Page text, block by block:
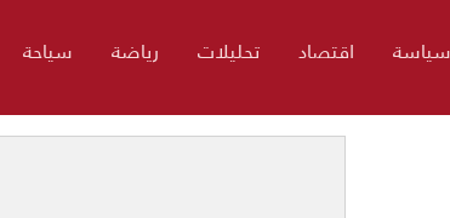
سياسة اقتصاد تحليلات رياضة سياحة